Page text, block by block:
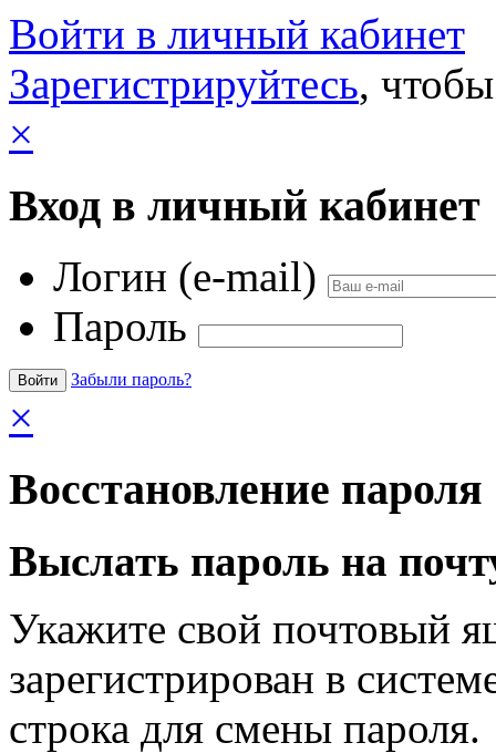
Войти в личный кабинет
Зарегистрируйтесь,
×
Вход в личный кабинет
Логин (e-mail)
Пароль
Забыли пароль?
×
Восстановление пароля
Выслать пароль на
Укажите свой почтовый
зарегистрирован в
строка для смены пароля.